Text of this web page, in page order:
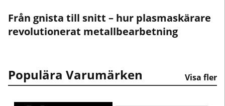
Från gnista till snitt – hur plasmaskärare
revolutionerat metallbearbetning
Populära Varumärken Visa fler